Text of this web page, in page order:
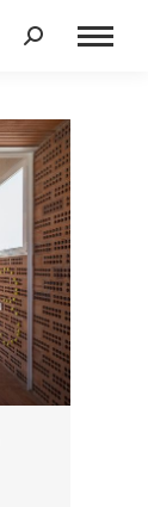
Search: